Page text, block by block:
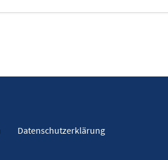
Datenschutzerklärung